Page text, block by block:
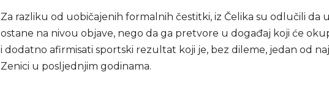
Za razliku od uobičajenih formalnih čestitki, iz Čelika su odlučili da
ostane na nivou objave, nego da ga pretvore u događaj koji će
i dodatno afirmisati sportski rezultat koji je, bez dileme, jedan od
Zenici u posljednjim godinama.